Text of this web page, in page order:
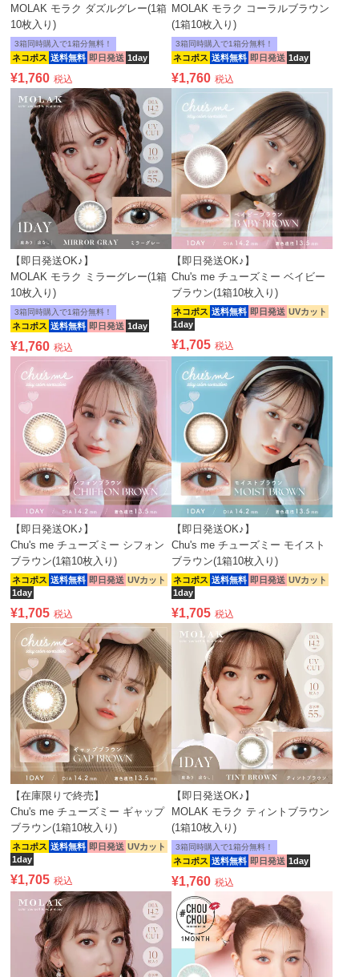
MOLAK モラク ダズルグレー(1箱
10枚入り)
ネコポス 送料無料 即日発送 1day
3箱同時購入で1箱分無料！
¥1,760 税込
MOLAK モラク コーラルブラウン
(1箱10枚入り)
ネコポス 送料無料 即日発送 1day
3箱同時購入で1箱分無料！
¥1,760 税込
【即日発送OK♪】
MOLAK モラク ミラーグレー(1箱
10枚入り)
ネコポス 送料無料 即日発送 1day
3箱同時購入で1箱分無料！
¥1,760 税込
【即日発送OK♪】
Chu's me チューズミー ベイビー
ブラウン(1箱10枚入り)
ネコポス 送料無料 即日発送 UVカット
1day
¥1,705 税込
【即日発送OK♪】
Chu's me チューズミー シフォン
ブラウン(1箱10枚入り)
ネコポス 送料無料 即日発送 UVカット
1day
¥1,705 税込
【即日発送OK♪】
Chu's me チューズミー モイスト
ブラウン(1箱10枚入り)
ネコポス 送料無料 即日発送 UVカット
1day
¥1,705 税込
【在庫限りで終売】
Chu's me チューズミー ギャップ
ブラウン(1箱10枚入り)
ネコポス 送料無料 即日発送 UVカット
1day
¥1,705 税込
【即日発送OK♪】
MOLAK モラク ティントブラウン
(1箱10枚入り)
ネコポス 送料無料 即日発送 1day
3箱同時購入で1箱分無料！
¥1,760 税込